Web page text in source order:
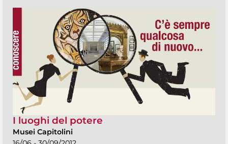
I luoghi del potere
Musei Capitolini